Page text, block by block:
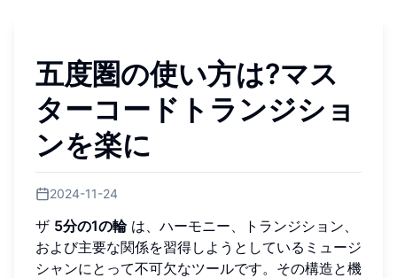
五度圏の使い方は?マス
ターコードトランジショ
ンを楽に
2024-11-24
ザ 5分の1の輪は、ハーモニー、トランジション、
および主要な関係を習得しようとしているミュージ
シャンにとって不可欠なツールです。その構造と機